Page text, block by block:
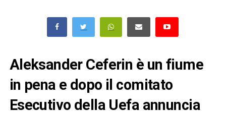
Aleksander Ceferin è un fiume
in pena e dopo il comitato
Esecutivo della Uefa annuncia